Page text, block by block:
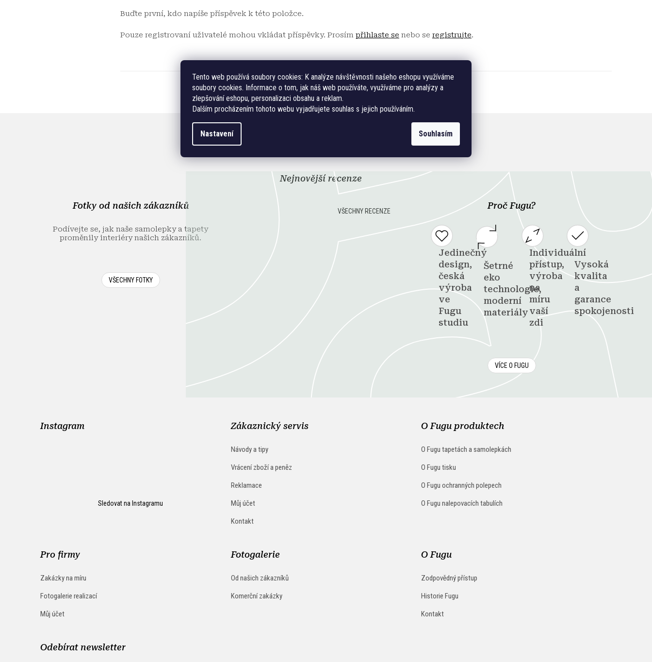
Tento web používá soubory cookies: K analýze návštěvnosti našeho eshopu využíváme
soubory cookies. Informace o tom, jak náš web používáte, využíváme pro analýzy a
zlepšování eshopu, personalizaci obsahu a reklam.
Dalším procházením tohoto webu vyjadřujete souhlas s jejich používáním.
Nastavení Souhlasím
Buďte první, kdo napíše příspěvek k této položce.
Pouze registrovaní uživatelé mohou vkládat příspěvky. Prosím přihlaste se nebo se registrujte.
Fotky od našich zákazníků
Podívejte se, jak naše samolepky a tapety
proměnily interiéry našich zákazníků.
VŠECHNY FOTKY
Nejnovější recenze
VŠECHNY RECENZE
Proč Fugu?
Jedinečný
design,
česká
výroba
ve
Fugu
studiu
Šetrné
eko
technologie,
moderní
materiály
Individuální
přístup,
výroba
na
míru
vaší
zdi
Vysoká
kvalita
a
garance
spokojenosti
VÍCE O FUGU
Instagram
Sledovat na Instagramu
Zákaznický servis
Návody a tipy
Vrácení zboží a peněz
Reklamace
Můj účet
Kontakt
O Fugu produktech
O Fugu tapetách a samolepkách
O Fugu tisku
O Fugu ochranných polepech
O Fugu nalepovacích tabulích
Pro firmy
Zakázky na míru
Fotogalerie realizací
Můj účet
Fotogalerie
Od našich zákazníků
Komerční zakázky
O Fugu
Zodpovědný přístup
Historie Fugu
Kontakt
Odebírat newsletter